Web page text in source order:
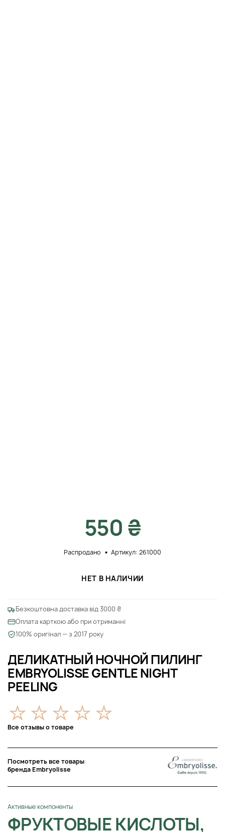
ДЕЛИКАТНЫЙ НОЧНОЙ ПИЛИНГ
EMBRYOLISSE GENTLE NIGHT
PEELING
Все отзывы о товаре
Посмотреть все товары
бренда Embryolisse
Активные компоненты
ФРУКТОВЫЕ КИСЛОТЫ,
550 ₴
Распродано Артикул: 261000
НЕТ В НАЛИЧИИ
Безкоштовна доставка від 3000 ₴
Оплата карткою або при отриманні
100% оригінал — з 2017 року